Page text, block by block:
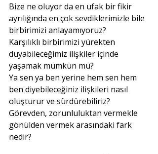
Bize ne oluyor da en ufak bir fikir
ayrılığında en çok sevdiklerimizle bile
birbirimizi anlayamıyoruz?
Karşılıklı birbirimizi yürekten
duyabileceğimiz ilişkiler içinde
yaşamak mümkün mü?
Ya sen ya ben yerine hem sen hem
ben diyebileceğiniz ilişkileri nasıl
oluşturur ve sürdürebiliriz?
Görevden, zorunluluktan vermekle
gönülden vermek arasındaki fark
nedir?